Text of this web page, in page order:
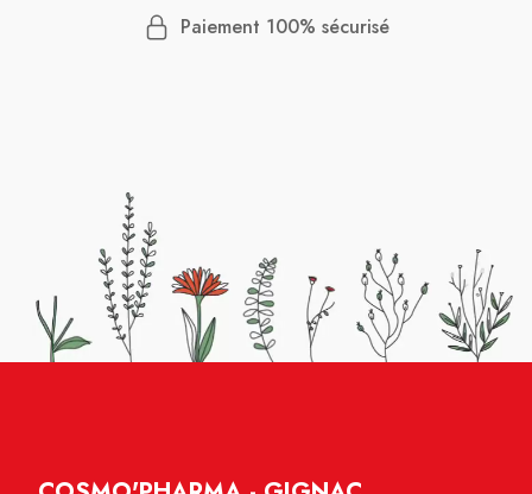
Paiement 100% sécurisé